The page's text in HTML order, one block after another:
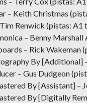
– Keith Christmas
Renwick (pistas: A1
– Benny Marshall
– Rick Wakeman
By [Additional]
– Gus Dudgeon
By [Assistant] –
By [Digitally